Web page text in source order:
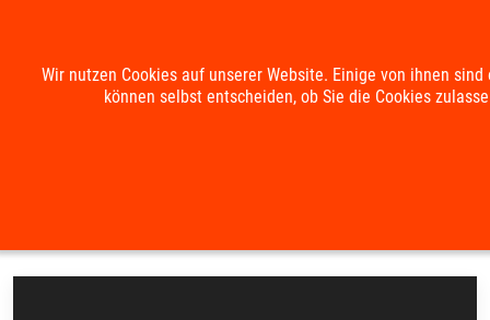
Wir nutzen Cookies auf unserer Website. Einige von ihnen
können selbst entscheiden, ob Sie die Cookies